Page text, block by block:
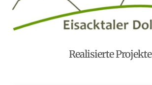
Realisierte Projekte